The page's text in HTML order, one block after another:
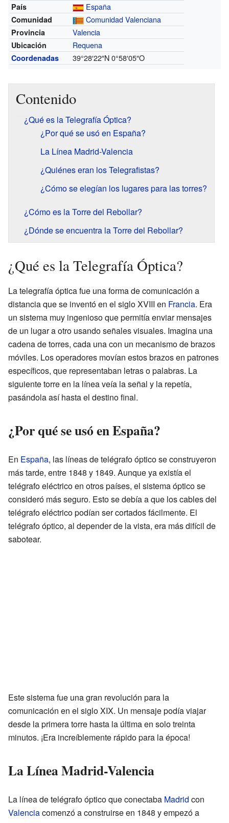
País
España
Comunidad Comunidad Valenciana
Provincia Valencia
Ubicación Requena
Coordenadas 39°28′22″N0°58′05″O
Contenido
¿Qué es la Telegrafía Óptica?
¿Por qué se usó en España?
La Línea Madrid-Valencia
¿Quiénes eran los Telegrafistas?
¿Cómo se elegían los lugares para las torres?
¿Cómo es la Torre del Rebollar?
¿Dónde se encuentra la Torre del Rebollar?
¿Qué es la Telegrafía Óptica?
La telegrafía óptica fue una forma de comunicación a
distancia que se inventó en el siglo XVIII en Francia. Era
un sistema muy ingenioso que permitía enviar mensajes
de un lugar a otro usando señales visuales. Imagina una
cadena de torres, cada una con un mecanismo de brazos
móviles. Los operadores movían estos brazos en patrones
específicos, que representaban letras o palabras. La
siguiente torre en la línea veía la señal y la repetía,
pasándola así hasta el destino final.
¿Por qué se usó en España?
En España, las líneas de telégrafo óptico se construyeron
más tarde, entre 1848 y 1849. Aunque ya existía el
telégrafo eléctrico en otros países, el sistema óptico se
consideró más seguro. Esto se debía a que los cables del
telégrafo eléctrico podían ser cortados fácilmente. El
telégrafo óptico, al depender de la vista, era más difícil de
sabotear.
Este sistema fue una gran revolución para la
comunicación en el siglo XIX. Un mensaje podía viajar
desde la primera torre hasta la última en solo treinta
minutos. ¡Era increíblemente rápido para la época!
La Línea Madrid-Valencia
La línea de telégrafo óptico que conectaba Madrid con
Valenciacomenzó a construirse en 1848 y empezó a